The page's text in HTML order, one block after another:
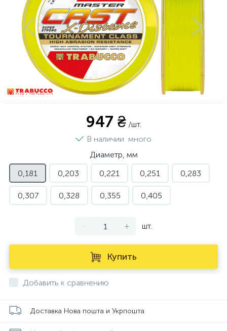
947 ₴ /шт.
В наличии много
Диаметр, мм
0,181
0,203 0,221 0,251 0,283
0,307 0,328 0,355 0,405
- + шт.
Купить
Добавить к сравнению
Доставка Нова пошта и Укрпошта